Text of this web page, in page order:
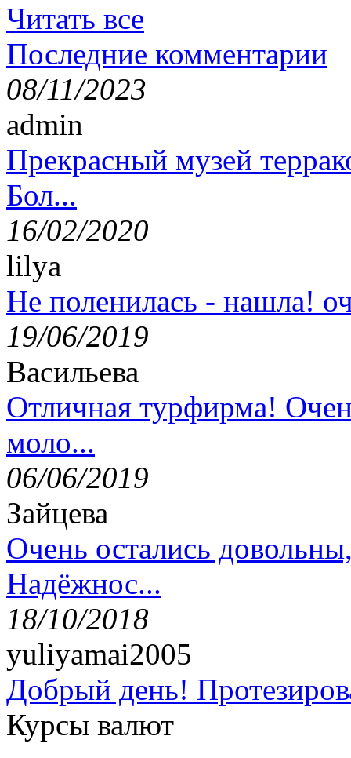
Читать все
Последние комментарии
08/11/2023
admin
Прекрасный музей
Бол...
16/02/2020
lilya
Не поленилась - нашла!
19/06/2019
Васильева
Отличная турфирма!
моло...
06/06/2019
Зайцева
Очень остались
Надёжнос...
18/10/2018
yuliyamai2005
Добрый день!
Курсы валют